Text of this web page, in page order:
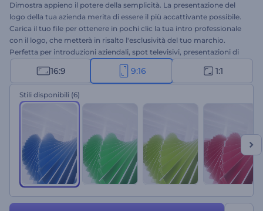
Dimostra appieno il potere della semplicità. La presentazione del
logo della tua azienda merita di essere il più accattivante possibile.
Carica il tuo file per ottenere in pochi clic la tua intro professionale
con il logo, che metterà in risalto l'esclusività del tuo marchio.
Perfetta per introduzioni aziendali, spot televisivi, presentazioni di
business e altri progetti. Sfrutta il potere della semplicità con questa
intro dalle forme sinuose e dinamiche. Provala subito!
16:9 9:16 1:1
Stili disponibili (6)